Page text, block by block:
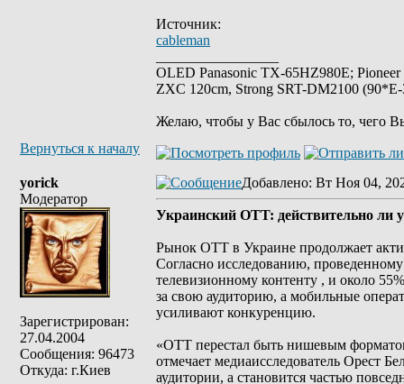
Источник:
cableman
OLED Panasonic TX-65HZ980E;
ZXC 120cm, Strong SRT-DM2100
Желаю, чтобы у Вас сбылось то, чего
Вернуться к началу
yorick
Модератор
Зарегистрирован:
27.04.2004
Сообщения: 96473
Откуда: г.Киев
Добавлено: Вт Ноя 04,
Украинский OTT: действительно ли
Рынок OTT в Украине продолжает
Согласно исследованию,
телевизионному контенту , и около
за свою аудиторию, а мобильные
усиливают конкуренцию.
«OTT перестал быть нишевым
отмечает медиаисследователь Орест
аудитории, а становится частью